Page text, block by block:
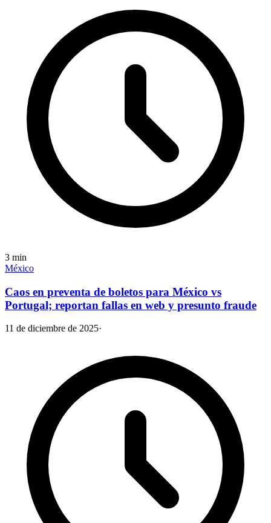
3 min
México
Caos en preventa de boletos para México vs
Portugal; reportan fallas en web y presunto fraude
11 de diciembre de 2025·